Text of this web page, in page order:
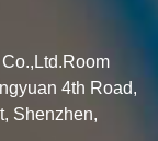
4th Road,
Shenzhen,